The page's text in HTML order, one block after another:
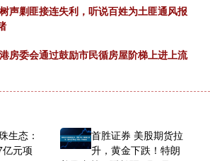
声剿匪接连失利，听说百姓为土匪通风报
房委会通过鼓励市民循房屋阶梯上进上流
生态：
元项
首胜证券 美股期货拉
升，黄金下跌！特朗